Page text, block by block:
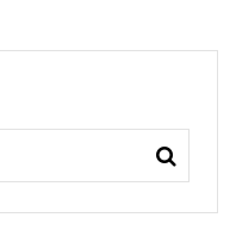
：WD20-053-
行第四》。諸位
好。阿彌陀佛！請
錄淺述．孝親之
行第四》。諸位
錄淺述．孝親之行
從第一行：
續來學習《緇門
一行：
7/19 台灣
：WD20-053-
行第四》。諸位
好。阿彌陀佛！請
悟道法師主
7/18 台灣
行第四》。諸位
悟道法師主
7/17 台灣
行第四》。諸位
悟道法師主
名：WD20-053-
悟道法師主
7/15 台灣
行第四》。諸位
悟道法師主講
14 台灣台北靈